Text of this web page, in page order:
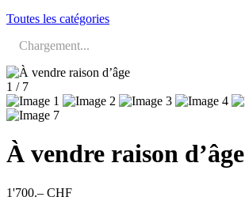
Toutes les catégories
Chargement...
1 / 7
À vendre raison d’âge
1'700.– CHF